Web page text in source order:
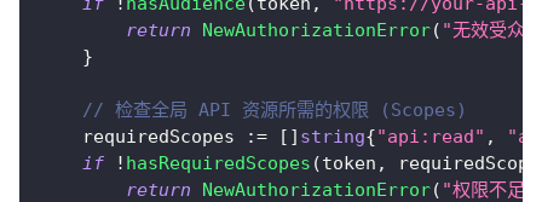
return
NewAuthorizationError( "无效受众"
}
// 检查全局 API 资源所需的权限 (Scopes)
    requiredScopes
:= [ ] string{"api:read" ,
if
! hasRequiredScopes (token ,
return
NewAuthorizationError( "权限不足"